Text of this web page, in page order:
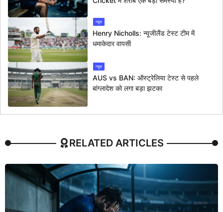
न्यूज
Henry Nicholls: न्यूजीलैंड टेस्ट टीम में
धमाकेदार वापसी
न्यूज
AUS vs BAN: ऑस्ट्रेलिया टेस्ट से पहले
बांग्लादेश को लगा बड़ा झटका
RELATED ARTICLES